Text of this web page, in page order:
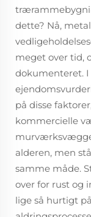
dette? Nå,
meget over tid,
dokumenteret.
på disse
kommercielle
alderen, men
samme måde.
over for rust og
lige så hurtigt